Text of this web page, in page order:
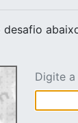
desafio
Digite